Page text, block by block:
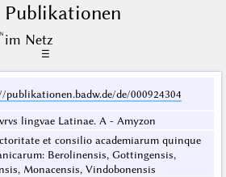
Publikationen
im Netz
☰
publikationen.badw.de/de/000924304
lingvae Latinae. A - Amyzon
et consilio academiarum quinque
Berolinensis, Gottingensis,
Monacensis, Vindobonensis